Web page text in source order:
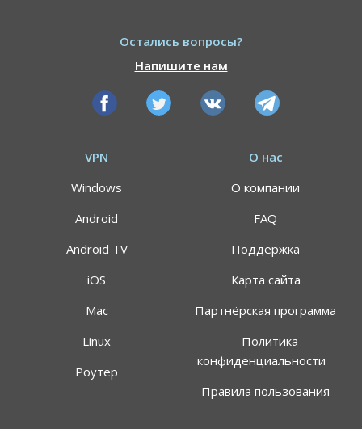
СКИДКИ 64%
Воспользуйтесь специальным предложением
ALTVPN, и сэкомьте на тарифном плане до 64%
Остались вопросы?
Напишите нам
VPN
Windows
Android
Android TV
iOS
Mac
Linux
Роутер
О нас
О компании
FAQ
Поддержка
Карта сайта
Партнёрская программа
Политика
конфиденциальности
Правила пользования